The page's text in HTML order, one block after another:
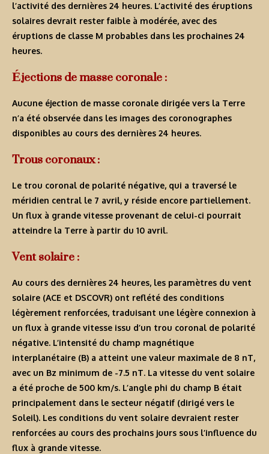
l’activité des dernières 24 heures. L’activité des éruptions
solaires devrait rester faible à modérée, avec des
éruptions de classe M probables dans les prochaines 24
heures.
Éjections de masse coronale :
Aucune éjection de masse coronale dirigée vers la Terre
n’a été observée dans les images des coronographes
disponibles au cours des dernières 24 heures.
Trous coronaux :
Le trou coronal de polarité négative, qui a traversé le
méridien central le 7 avril, y réside encore partiellement.
Un flux à grande vitesse provenant de celui-ci pourrait
atteindre la Terre à partir du 10 avril.
Vent solaire :
Au cours des dernières 24 heures, les paramètres du vent
solaire (ACE et DSCOVR) ont reflété des conditions
légèrement renforcées, traduisant une légère connexion à
un flux à grande vitesse issu d’un trou coronal de polarité
négative. L’intensité du champ magnétique
interplanétaire (B) a atteint une valeur maximale de 8 nT,
avec un Bz minimum de -7.5 nT. La vitesse du vent solaire
a été proche de 500 km/s. L’angle phi du champ B était
principalement dans le secteur négatif (dirigé vers le
Soleil). Les conditions du vent solaire devraient rester
renforcées au cours des prochains jours sous l’influence du
flux à grande vitesse.